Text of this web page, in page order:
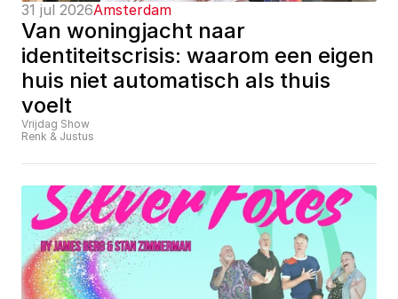
31 jul 2026Amsterdam
Van woningjacht naar
identiteitscrisis: waarom een eigen
huis niet automatisch als thuis
voelt
Vrijdag Show
Renk & Justus